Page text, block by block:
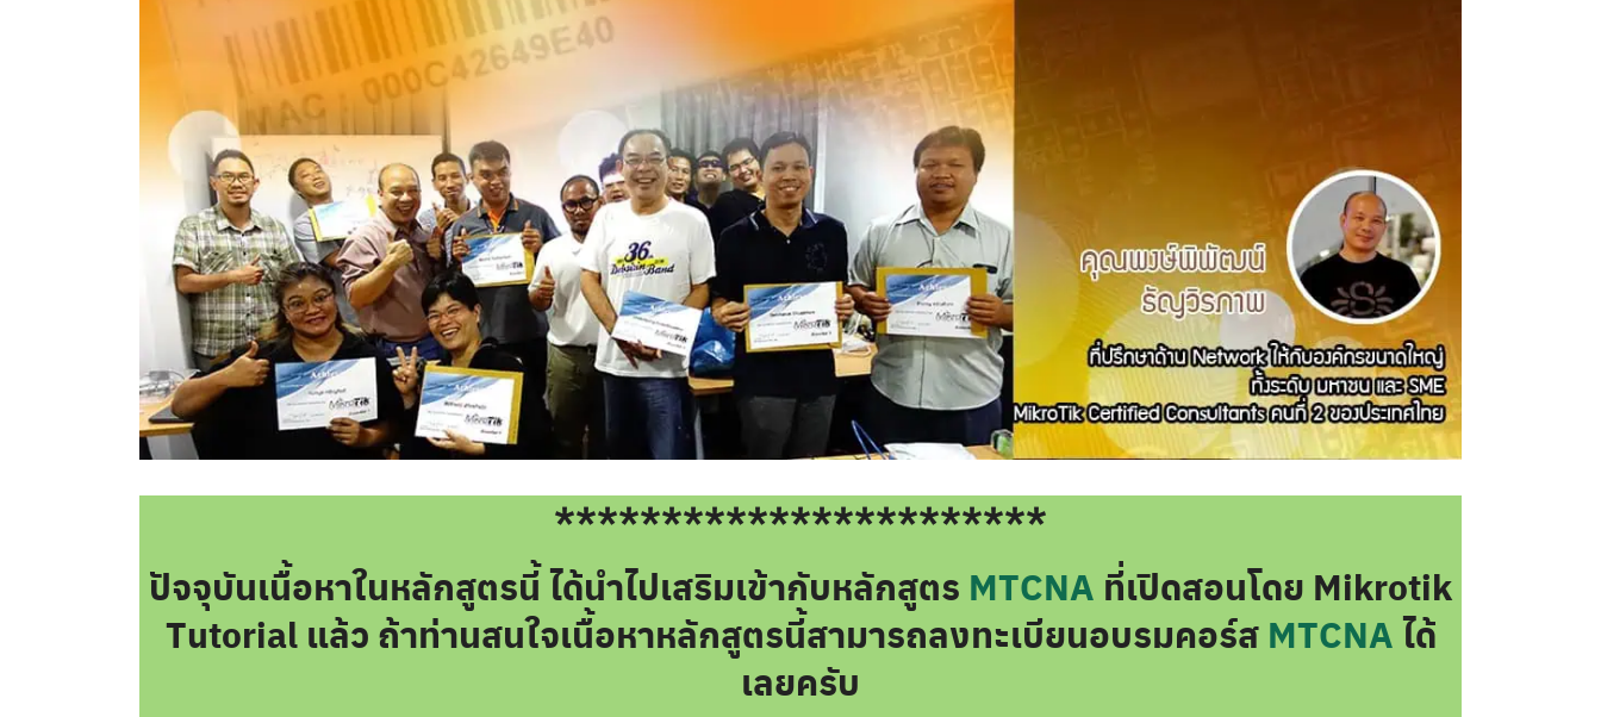
***********************
ปัจจุบันเนื้อหาในหลักสูตรนี้ ได้นำไปเสริมเข้ากับหลักสูตร MTCNA ที่เปิดสอนโดย Mikrotik
Tutorial แล้ว ถ้าท่านสนใจเนื้อหาหลักสูตรนี้สามารถลงทะเบียนอบรมคอร์ส MTCNA ได้
เลยครับ